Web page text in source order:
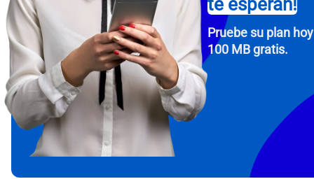
To
Then,
in
te esperan!
Pruebe su plan
100 MB gratis.